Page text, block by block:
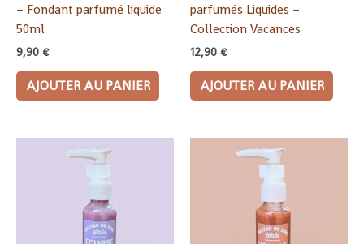
– Fondant parfumé liquide
50ml
9,90 €
AJOUTER AU PANIER
parfumés Liquides –
Collection Vacances
12,90 €
AJOUTER AU PANIER